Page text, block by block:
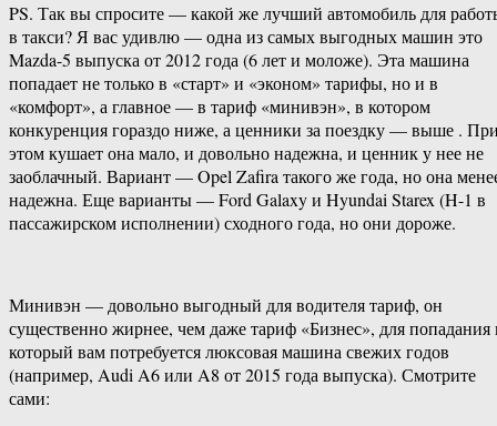
PS. Так вы спросите — какой же лучший автомобиль для
в такси? Я вас удивлю — одна из самых выгодных машин это
Mazda-5 выпуска от 2012 года (6 лет и моложе). Эта машина
попадает не только в «старт» и «эконом» тарифы, но и в
«комфорт», а главное — в тариф «минивэн», в котором
конкуренция гораздо ниже, а ценники за поездку — выше .
этом кушает она мало, и довольно надежна, и ценник у нее не
заоблачный. Вариант — Opel Zafira такого же года, но она
надежна. Еще варианты — Ford Galaxy и Hyundai Starex (H-1 в
пассажирском исполнении) сходного года, но они дороже.
Минивэн — довольно выгодный для водителя тариф, он
существенно жирнее, чем даже тариф «Бизнес», для попадания
который вам потребуется люксовая машина свежих годов
(например, Audi A6 или A8 от 2015 года выпуска). Смотрите
сами: